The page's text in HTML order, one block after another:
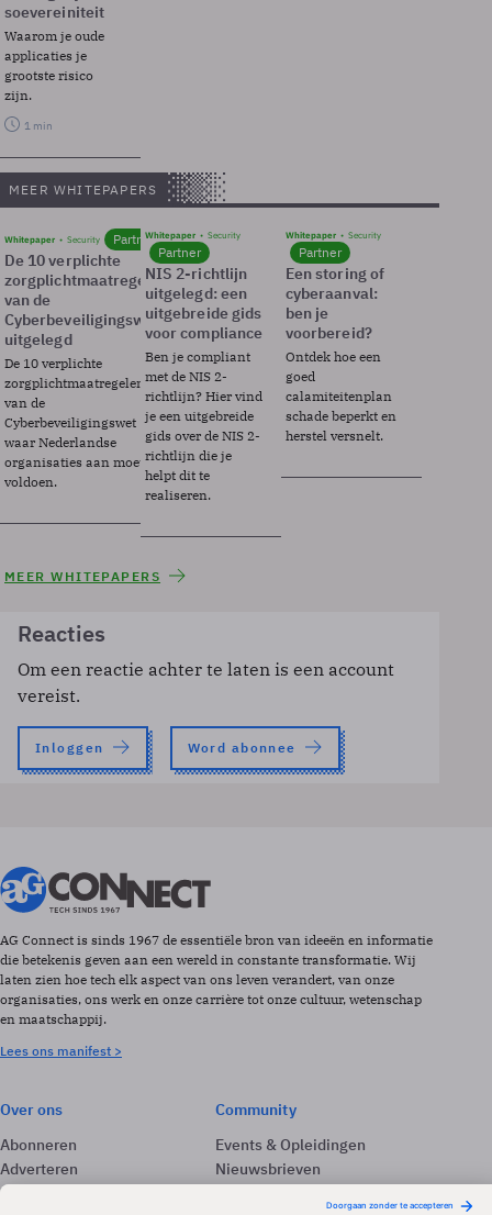
soevereiniteit
Waarom je oude
applicaties je
grootste risico
zijn.
1 min
MEER WHITEPAPERS
Whitepaper Security Partner
De 10 verplichte
zorgplichtmaatregelen
van de
Cyberbeveiligingswet
uitgelegd
De 10 verplichte
zorgplichtmaatregelen
van de
Cyberbeveiligingswet
waar Nederlandse
organisaties aan moeten
voldoen.
Whitepaper Security
Partner
NIS 2-richtlijn
uitgelegd: een
uitgebreide gids
voor compliance
Ben je compliant
met de NIS 2-
richtlijn? Hier vind
je een uitgebreide
gids over de NIS 2-
richtlijn die je
helpt dit te
realiseren.
Whitepaper Security
Partner
Een storing of
cyberaanval:
ben je
voorbereid?
Ontdek hoe een
goed
calamiteitenplan
schade beperkt en
herstel versnelt.
MEER WHITEPAPERS
Reacties
Om een reactie achter te laten is een account
vereist.
Inloggen Word abonnee
AG Connect is sinds 1967 de essentiële bron van ideeën en informatie
die betekenis geven aan een wereld in constante transformatie. Wij
laten zien hoe tech elk aspect van ons leven verandert, van onze
organisaties, ons werk en onze carrière tot onze cultuur, wetenschap
en maatschappij.
Lees ons manifest >
Over ons
Abonneren
Adverteren
Contact
Community
Events & Opleidingen
Nieuwsbrieven